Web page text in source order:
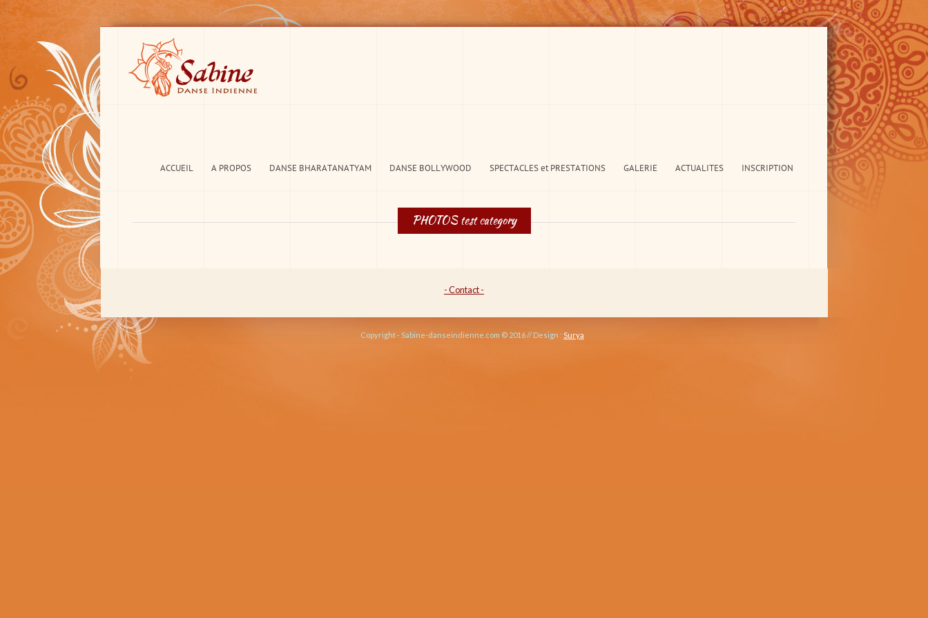
ACCUEIL A PROPOS DANSE BHARATANATYAM DANSE BOLLYWOOD SPECTACLES et PRESTATIONS GALERIE ACTUALITES INSCRIPTION
PHOTOS test category
- Contact -
Copyright - Sabine-danseindienne.com © 2016 // Design : Surya